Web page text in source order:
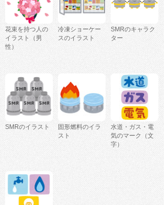
花束を持つ人の
イラスト（男
性）
冷凍ショーケー
スのイラスト
SMRのキャラク
ター
SMRのイラスト
固形燃料のイラ
スト
水道・ガス・電
気のマーク（文
字）